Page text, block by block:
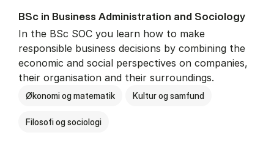
BSc in Busi­ness Ad­min­is­tra­tion and So­ci­ology
In the BSc SOC you learn how to make
responsible business decisions by combining the
economic and social perspectives on companies,
their organisation and their surroundings.
Økonomi og matematik Kultur og samfund
Filosofi og sociologi